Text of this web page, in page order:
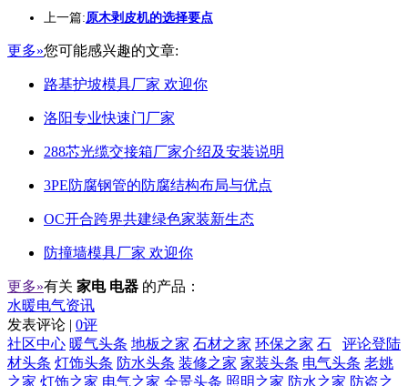
上一篇:原木剥皮机的选择要点
更多»您可能感兴趣的文章:
路基护坡模具厂家 欢迎你
洛阳专业快速门厂家
288芯光缆交接箱厂家介绍及安装说明
3PE防腐钢管的防腐结构布局与优点
OC开合跨界共建绿色家装新生态
防撞墙模具厂家 欢迎你
更多»有关 家电 电器 的产品：
水暖电气资讯
发表评论 | 0评
评论登陆
社区中心 暖气头条 地板之家 石材之家 环保之家 石
材头条 灯饰头条 防水头条 装修之家 家装头条 电气头条 老姚
之家 灯饰之家 电气之家 全景头条 照明之家 防水之家 防盗之